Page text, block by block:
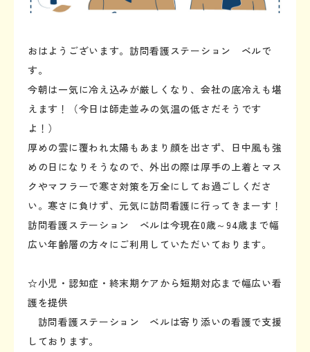
おはようございます。訪問看護ステーション ベルで
す。
今朝は一気に冷え込みが厳しくなり、会社の底冷えも堪
えます！（今日は師走並みの気温の低さだそうです
よ！）
厚めの雲に覆われ太陽もあまり顔を出さず、日中風も強
めの日になりそうなので、外出の際は厚手の上着とマス
クやマフラーで寒さ対策を万全にしてお過ごしくださ
い。寒さに負けず、元気に訪問看護に行ってきまーす！
訪問看護ステーション ベルは今現在0歳～94歳まで幅
広い年齢層の方々にご利用していただいております。
☆小児・認知症・終末期ケアから短期対応まで幅広い看
護を提供
訪問看護ステーション ベルは寄り添いの看護で支援
しております。